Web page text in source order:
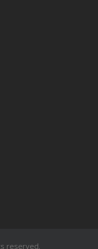
reserved.